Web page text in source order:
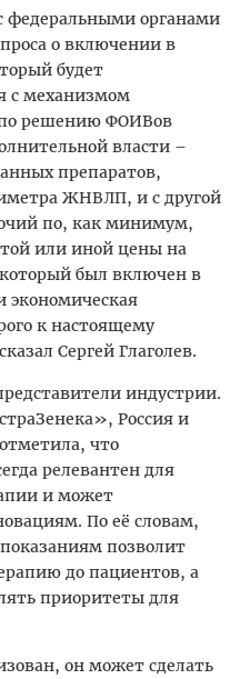
федеральными органами
о включении в
будет
с механизмом
решению ФОИВов
власти –
препаратов,
ЖНВЛП, и с другой
по, как минимум,
или иной цены на
был включен в
экономическая
к настоящему
Сергей Глаголев.
индустрии.
Россия и
что
релевантен для
и может
По её словам,
позволит
до пациентов, а
приоритеты для
он может сделать